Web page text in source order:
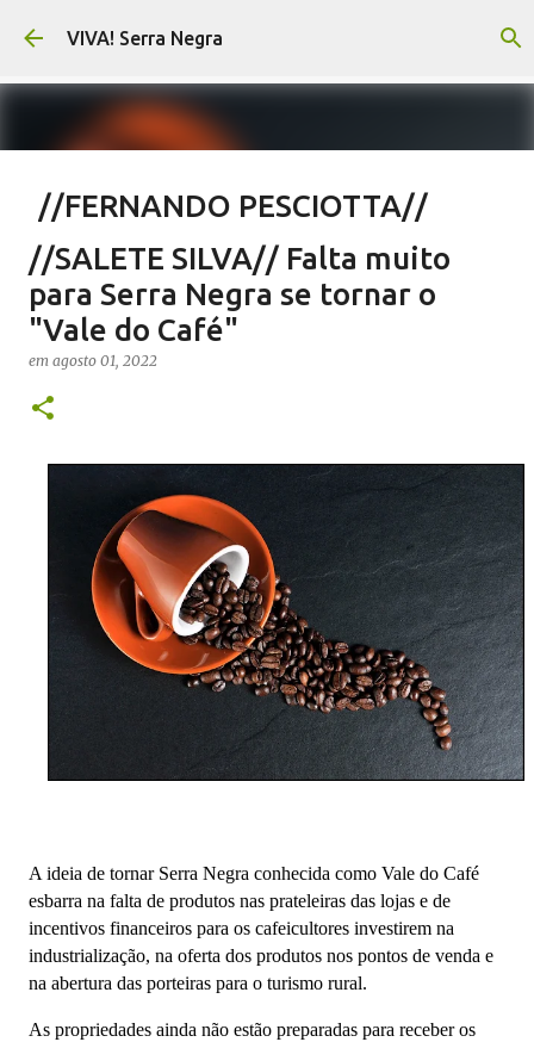
Pular para o conteúdo principal
VIVA! Serra Negra
//FERNANDO PESCIOTTA//
Encurtando caminho
em FERNANDO PESCIOTTA
NOTÍCIAS SERRA NEGRA VIVA! SERRA NEGRA
0
//SALETE SILVA// Falta muito
para Serra Negra se tornar o
"Vale do Café"
em agosto 01, 2022
A ideia de tornar Serra Negra conhecida como Vale do Café
esbarra na falta de produtos nas prateleiras das lojas e de
incentivos financeiros para os cafeicultores investirem na
industrialização, na oferta dos produtos nos pontos de venda e
na abertura das porteiras para o turismo rural.
As propriedades ainda não estão preparadas para receber os